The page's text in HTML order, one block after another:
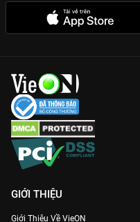
GIỚI THIỆU
Giới Thiệu Về VieON